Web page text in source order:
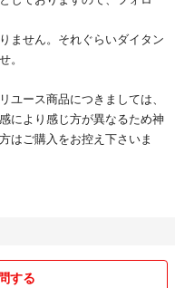
いの方は、必ず事前にコメン
にコメント下さいませ。
ません。それぐらいダイタン
。
ユース商品につきましては、
により感じ方が異なるため神
はご購入をお控え下さいま
する